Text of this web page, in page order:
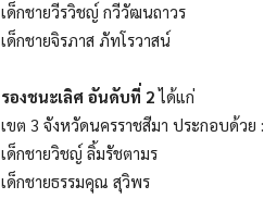
เด็กชายวีรวิชญ์ กวีวัฒนถาวร
เด็กชายจิรภาส ภัทโรวาสน์
รองชนะเลิศ อันดับที่ 2ได้แก่
เขต 3 จังหวัดนครราชสีมา ประกอบด้วย :
เด็กชายวิชญ์ ลิ้มรัชตามร
เด็กชายธรรมคุณ สุวิพร